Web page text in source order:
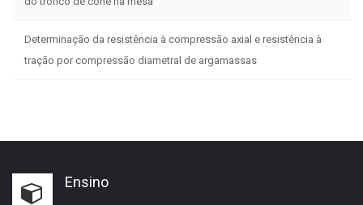
Determinação da resistência à compressão axial e resistência à
tração por compressão diametral de argamassas
Ensino